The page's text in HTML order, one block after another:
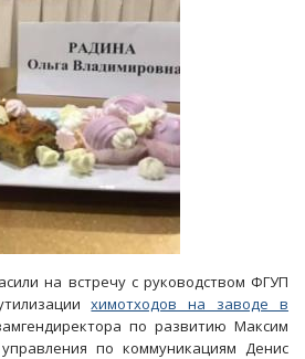
на встречу с руководством ФГУП
химотходов на заводе в
по развитию Максим
по коммуникациям Денис